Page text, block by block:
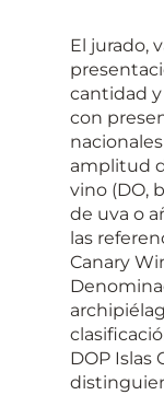
El jurado,
cantidad
con
amplitud
vino (DO,
de uva o
las
Canary
DOP Islas